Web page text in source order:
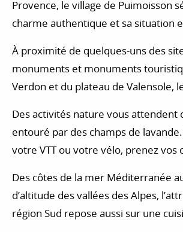
Provence, le village de Puimoisson
charme authentique et sa situation
plateau de Valensole.
À proximité de quelques-uns des
monuments et monuments
Verdon et du plateau de Valensole,
de quelques heures ou à l’occasion
dure plusieurs jours.
Des activités nature vous attendent
entouré par des champs de
votre VTT ou votre vélo, prenez vos
Verdon et du plateau de Valensole.
la possibilité de vous essayer à
dans les Alpes-de-Haute-Provence :
Des côtes de la mer Méditerranée
d’altitude des vallées des Alpes,
région Sud repose aussi sur une